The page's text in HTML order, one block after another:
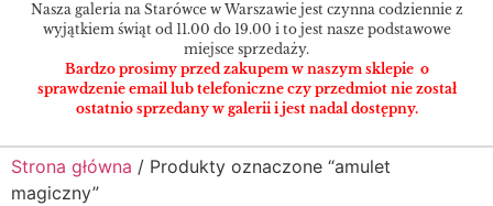
Nasza galeria na Starówce w Warszawie jest czynna codziennie z
wyjątkiem świąt od 11.00 do 19.00 i to jest nasze podstawowe
miejsce sprzedaży.
Bardzo prosimy przed zakupem w naszym sklepie o
sprawdzenie email lub telefoniczne czy przedmiot nie został
ostatnio sprzedany w galerii i jest nadal dostępny.
Strona główna / Produkty oznaczone “amulet
magiczny”